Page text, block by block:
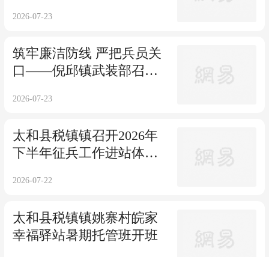
2026-07-23
筑牢廉洁防线 严把兵员关
口——倪邱镇武装部召开
征教育会
2026-07-23
太和县税镇镇召开2026年
下半年征兵工作进站体检
2026-07-22
太和县税镇镇姚寨村皖家
幸福驿站暑期托管班开班